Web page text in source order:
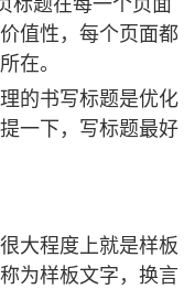
值性，每个页面都
在。
的书写标题是优化
一下，写标题最好
大程度上就是样板
为样板文字，换言